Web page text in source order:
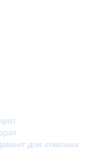
для откатных